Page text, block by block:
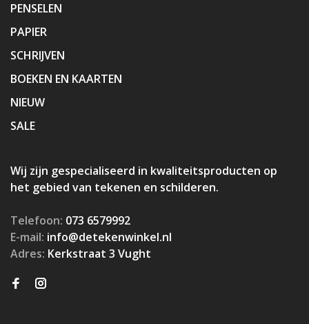
PENSELEN
PAPIER
SCHRIJVEN
BOEKEN EN KAARTEN
NIEUW
SALE
Wij zijn gespecialiseerd in kwaliteitsproducten op
het gebied van tekenen en schilderen.
Telefoon: 073 6579992
E-mail: info@detekenwinkel.nl
Adres: Kerkstraat 3 Vught